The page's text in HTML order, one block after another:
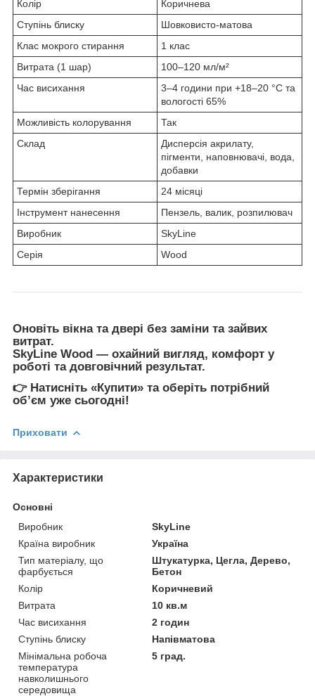
Колір
Коричнева
Ступінь блиску
Шовковисто-матова
Клас мокрого стирання
1 клас
Витрата (1 шар)
100–120 мл/м²
Час висихання
3–4 години при +18–20 °C та
вологості 65%
Можливість колорування
Так
Склад
Дисперсія акрилату,
пігменти, наповнювачі, вода,
добавки
Термін зберігання
24 місяці
Інструмент нанесення
Пензель, валик, розпилювач
Виробник
SkyLine
Серія
Wood
Оновіть вікна та двері без заміни та зайвих
витрат.
SkyLine Wood — охайний вигляд, комфорт у
роботі та довговічний результат.
👉 Натисніть «Купити» та оберіть потрібний
обʼєм уже сьогодні!
Приховати
Характеристики
Основні
Виробник
SkyLine
Країна виробник
Україна
Тип матеріалу, що
фарбується
Штукатурка, Цегла, Дерево,
Бетон
Колір
Коричневий
Витрата
10 кв.м
Час висихання
2 годин
Ступінь блиску
Напівматова
Мінімальна робоча
температура
навколишнього
середовища
5 град.